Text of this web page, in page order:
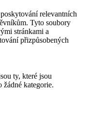
relevantních
Tyto soubory
stránkami a
přizpůsobených
ty, které jsou
žádné kategorie.